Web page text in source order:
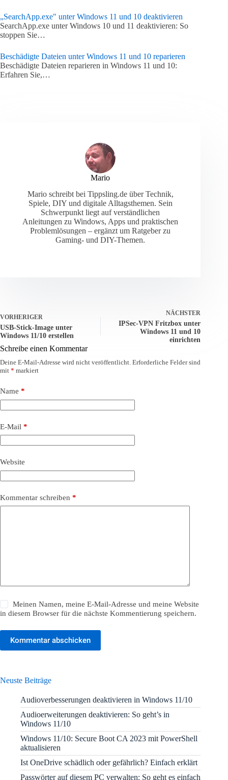
„SearchApp.exe" unter Windows 11 und 10 deaktivieren
SearchApp.exe unter Windows 10 und 11 deaktivieren: So
stoppen Sie…
Beschädigte Dateien unter Windows 11 und 10 reparieren
Beschädigte Dateien reparieren in Windows 11 und 10:
Erfahren Sie,…
Mario
Mario schreibt bei Tippsling.de über Technik,
Spiele, DIY und digitale Alltagsthemen. Sein
Schwerpunkt liegt auf verständlichen
Anleitungen zu Windows, Apps und praktischen
Problemlösungen – ergänzt um Ratgeber zu
Gaming- und DIY-Themen.
VORHERIGER
USB-Stick-Image unter
Windows 11/10 erstellen
NÄCHSTER
IPSec-VPN Fritzbox unter
Windows 11 und 10
einrichten
Schreibe einen Kommentar
Deine E-Mail-Adresse wird nicht veröffentlicht. Erforderliche Felder sind
mit * markiert
Name *
E-Mail *
Website
Kommentar schreiben *
Meinen Namen, meine E-Mail-Adresse und meine Website
in diesem Browser für die nächste Kommentierung speichern.
Kommentar abschicken
Neuste Beiträge
Audioverbesserungen deaktivieren in Windows 11/10
Audioerweiterungen deaktivieren: So geht’s in
Windows 11/10
Windows 11/10: Secure Boot CA 2023 mit PowerShell
aktualisieren
Ist OneDrive schädlich oder gefährlich? Einfach erklärt
Passwörter auf diesem PC verwalten: So geht es einfach